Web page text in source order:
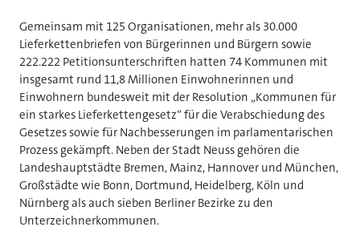
Gemeinsam mit 125 Organisationen, mehr als 30.000
Lieferkettenbriefen von Bürgerinnen und Bürgern sowie
222.222 Petitionsunterschriften hatten 74 Kommunen mit
insgesamt rund 11,8 Millionen Einwohnerinnen und
Einwohnern bundesweit mit der Resolution „Kommunen für
ein starkes Lieferkettengesetz“ für die Verabschiedung des
Gesetzes sowie für Nachbesserungen im parlamentarischen
Prozess gekämpft. Neben der Stadt Neuss gehören die
Landeshauptstädte Bremen, Mainz, Hannover und München,
Großstädte wie Bonn, Dortmund, Heidelberg, Köln und
Nürnberg als auch sieben Berliner Bezirke zu den
Unterzeichnerkommunen.